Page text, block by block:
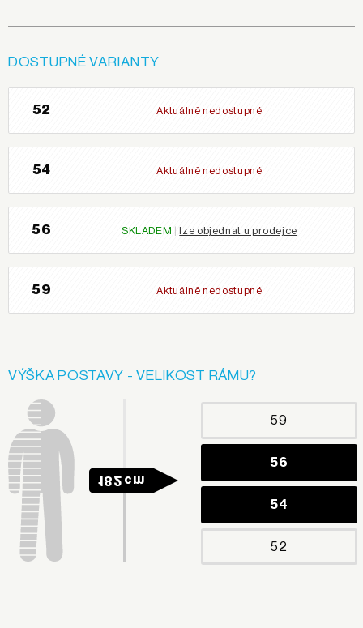
DOSTUPNÉ VARIANTY
52 Aktuálně nedostupné
54 Aktuálně nedostupné
56 SKLADEM lze objednat u prodejce
59 Aktuálně nedostupné
VÝŠKA POSTAVY - VELIKOST RÁMU?
182 cm
59
56
54
52